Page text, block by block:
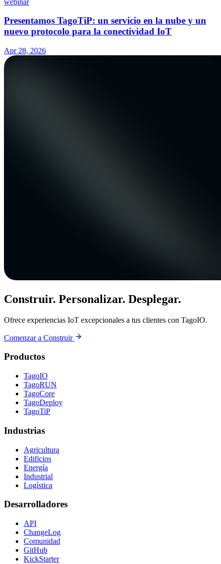
Presentamos TagoTiP: un servicio en la nube y un
nuevo protocolo para la conectividad IoT
Apr 28, 2026
Construir. Personalizar. Desplegar.
Ofrece experiencias IoT excepcionales a tus clientes con TagoIO.
Comenzar a Construir
Productos
TagoIO
TagoRUN
TagoCore
TagoDeploy
TagoTiP
Industrias
Agricultura
Edificios
Energía
Industrial
Logística
Desarrolladores
API
ChangeLog
Comunidad
GitHub
KickStarter